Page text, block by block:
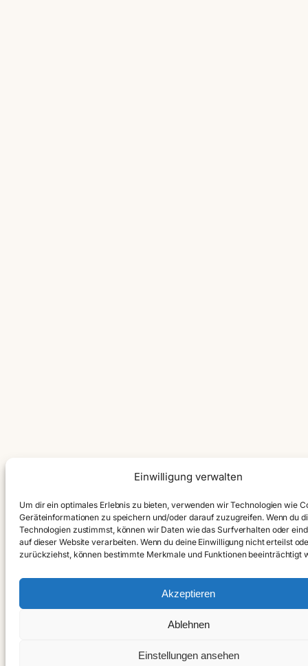
Einwilligung verwalten
Um dir ein optimales Erlebnis zu bieten, verwenden wir Technologien wie
Geräteinformationen zu speichern und/oder darauf zuzugreifen. Wenn du
Technologien zustimmst, können wir Daten wie das Surfverhalten oder
auf dieser Website verarbeiten. Wenn du deine Einwilligung nicht erteilst
zurückziehst, können bestimmte Merkmale und Funktionen beeinträchtigt
Akzeptieren
Ablehnen
Einstellungen ansehen